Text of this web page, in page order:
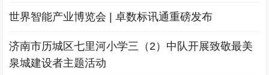
世界智能产业博览会 | 卓数标讯通重磅发布
济南市历城区七里河小学三（2）中队开展致敬最美
泉城建设者主题活动